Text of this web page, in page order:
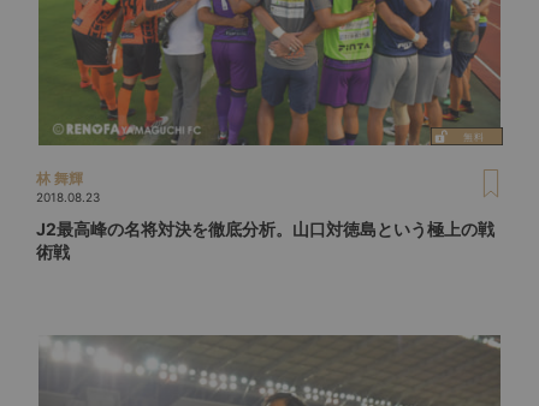
林 舞輝
2018.08.23
J2最高峰の名将対決を徹底分析。山口対徳島という極上の戦
術戦